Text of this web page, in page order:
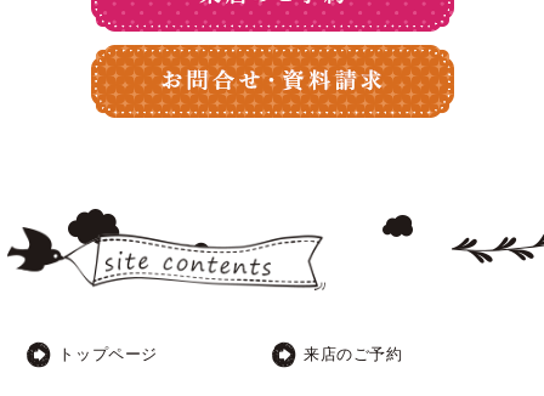
トップページ 来店のご予約